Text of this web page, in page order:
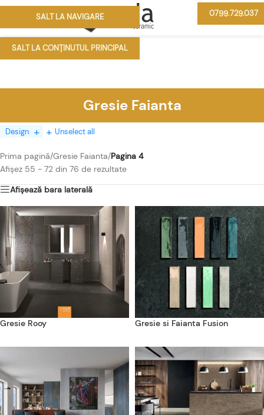
SALT LA NAVIGARE
SALT LA CONȚINUTUL PRINCIPAL
0799.729.037
Gresie Faianta
Design Unselect all
Prima pagină/Gresie Faianta/Pagina 4
Afișez 55 - 72 din 76 de rezultate
Afișează bara laterală
Gresie Rooy Gresie si Faianta Fusion